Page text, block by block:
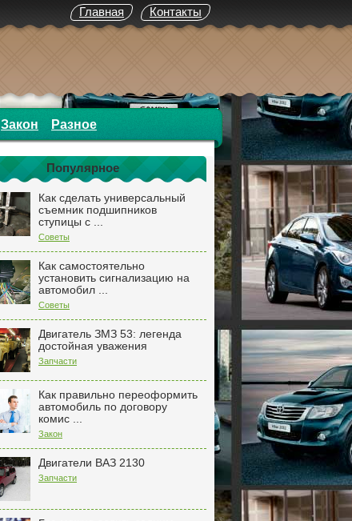
Контакты
Главная
Закон Разное
Популярное
Как сделать универсальный
съемник подшипников
ступицы с ...
Советы
Как самостоятельно
установить сигнализацию на
автомобил ...
Советы
Двигатель ЗМЗ 53: легенда
достойная уважения
Запчасти
Как правильно переоформить
автомобиль по договору
комис ...
Закон
Двигатели ВАЗ 2130
Запчасти